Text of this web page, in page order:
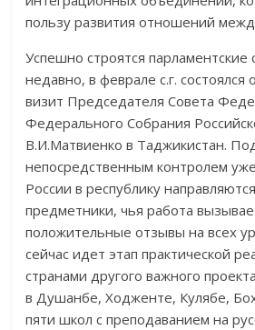
пользу развития отношений
Успешно строятся парламентские
недавно, в феврале с.г.
визит Председателя Совета
Федерального Собрания
В.И.Матвиенко в Таджикистан.
непосредственным контролем
России в республику
предметники, чья работа
положительные отзывы на всех
сейчас идет этап практической
странами другого важного
в Душанбе, Ходженте, Кулябе,
пяти школ с преподаванием на